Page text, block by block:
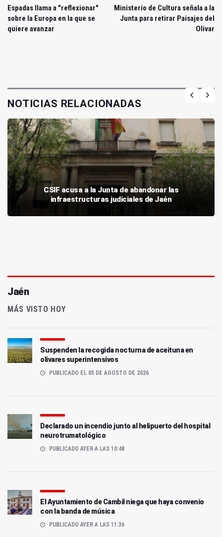
Espadas llama a "reflexionar"
sobre la Europa en la que se
quiere avanzar
Ministerio de Cultura señala a la
Junta para retirar Paisajes del
Olivar
NOTICIAS RELACIONADAS
CSIF acusa a la Junta de abandonar las
infraestructuras judiciales de Jaén
Jaén
MÁS VISTO HOY
Suspenden la recogida nocturna de aceituna en
olivares superintensivos
PUBLICADO EL 05 DE AGOSTO DE 2026
Declarado un incendio junto al helipuerto del hospital
neurotrumatológico
PUBLICADO AYER A LAS 10:48
El Ayuntamiento de Cambil niega que haya convenio
con la banda de música
PUBLICADO AYER A LAS 11:36